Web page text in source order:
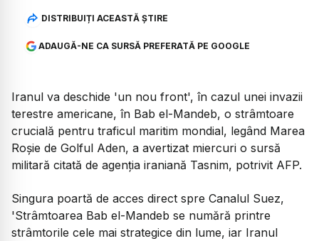
DISTRIBUIȚI ACEASTĂ ȘTIRE
ADAUGĂ-NE CA SURSĂ PREFERATĂ PE GOOGLE
Iranul va deschide 'un nou front', în cazul unei invazii
terestre americane, în Bab el-Mandeb, o strâmtoare
crucială pentru traficul maritim mondial, legând Marea
Roșie de Golful Aden, a avertizat miercuri o sursă
militară citată de agenția iraniană Tasnim, potrivit AFP.
Singura poartă de acces direct spre Canalul Suez,
'Strâmtoarea Bab el-Mandeb se numără printre
strâmtorile cele mai strategice din lume, iar Iranul